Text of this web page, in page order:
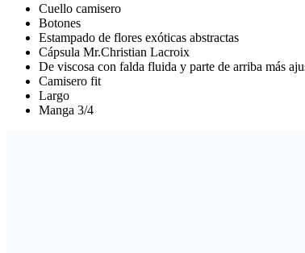
Cuello camisero
Botones
Estampado de flores exóticas abstractas
Cápsula Mr.Christian Lacroix
De viscosa con falda fluida y parte de arriba más
Camisero fit
Largo
Manga 3/4